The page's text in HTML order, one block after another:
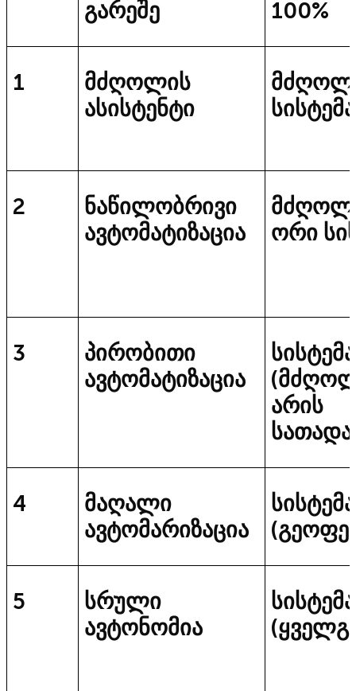
გარეშე
100%
1
მძღოლის
ასისტენტი
სისტემა
2
ნაწილობრივი
ავტომატიზაცია
ორი
3
პირობითი
ავტომატიზაცია
სისტემა
არის
4
მაღალი
ავტომარიზაცია
სისტემა
5
სრული
ავტონომია
სისტემა